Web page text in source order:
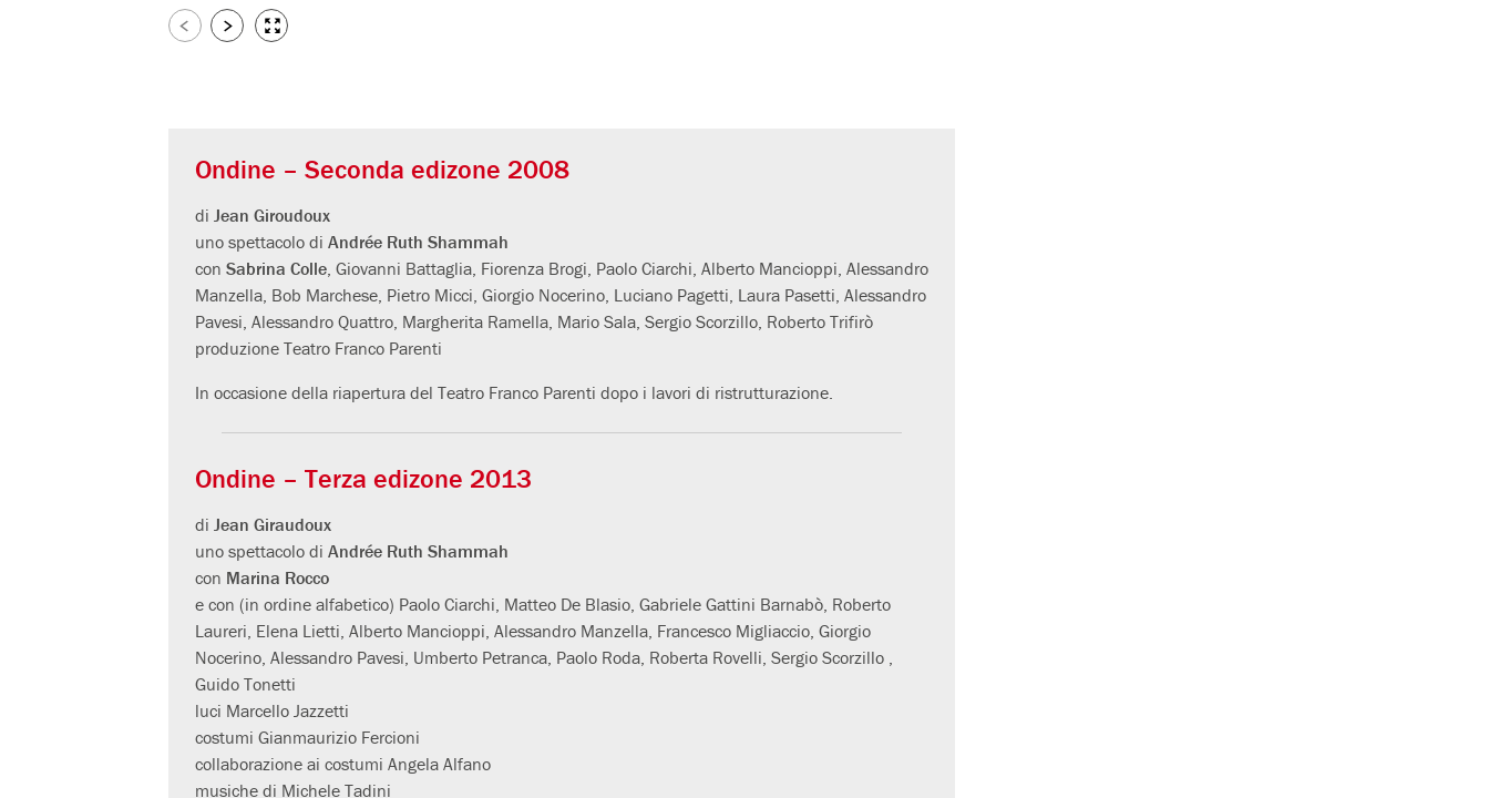
Slide
Ondine – Seconda edizone 2008
di Jean Giroudoux
uno spettacolo di Andrée Ruth Shammah
con Sabrina Colle, Giovanni Battaglia, Fiorenza Brogi, Paolo Ciarchi, Alberto Mancioppi, Alessandro
Manzella, Bob Marchese, Pietro Micci, Giorgio Nocerino, Luciano Pagetti, Laura Pasetti, Alessandro
Pavesi, Alessandro Quattro, Margherita Ramella, Mario Sala, Sergio Scorzillo, Roberto Trifirò
produzione Teatro Franco Parenti
In occasione della riapertura del Teatro Franco Parenti dopo i lavori di ristrutturazione.
Ondine – Terza edizone 2013
di Jean Giraudoux
uno spettacolo di Andrée Ruth Shammah
con Marina Rocco
e con (in ordine alfabetico) Paolo Ciarchi, Matteo De Blasio, Gabriele Gattini Barnabò, Roberto
Laureri, Elena Lietti, Alberto Mancioppi, Alessandro Manzella, Francesco Migliaccio, Giorgio
Nocerino, Alessandro Pavesi, Umberto Petranca, Paolo Roda, Roberta Rovelli, Sergio Scorzillo ,
Guido Tonetti
luci Marcello Jazzetti
costumi Gianmaurizio Fercioni
collaborazione ai costumi Angela Alfano
musiche di Michele Tadini